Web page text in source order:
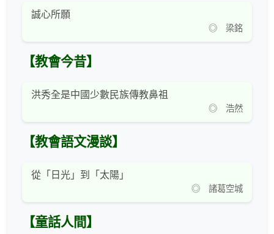
誠心所願
◎ 梁銘
【教會今昔】
洪秀全是中國少數民族傳教鼻祖
◎ 浩然
【教會語文漫談】
從「日光」到「太陽」
◎ 諸葛空城
【童話人間】